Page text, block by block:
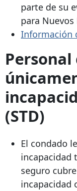
parte de su
para Nuevos
Información
(STD)
El condado
incapacidad
seguro
incapacidad